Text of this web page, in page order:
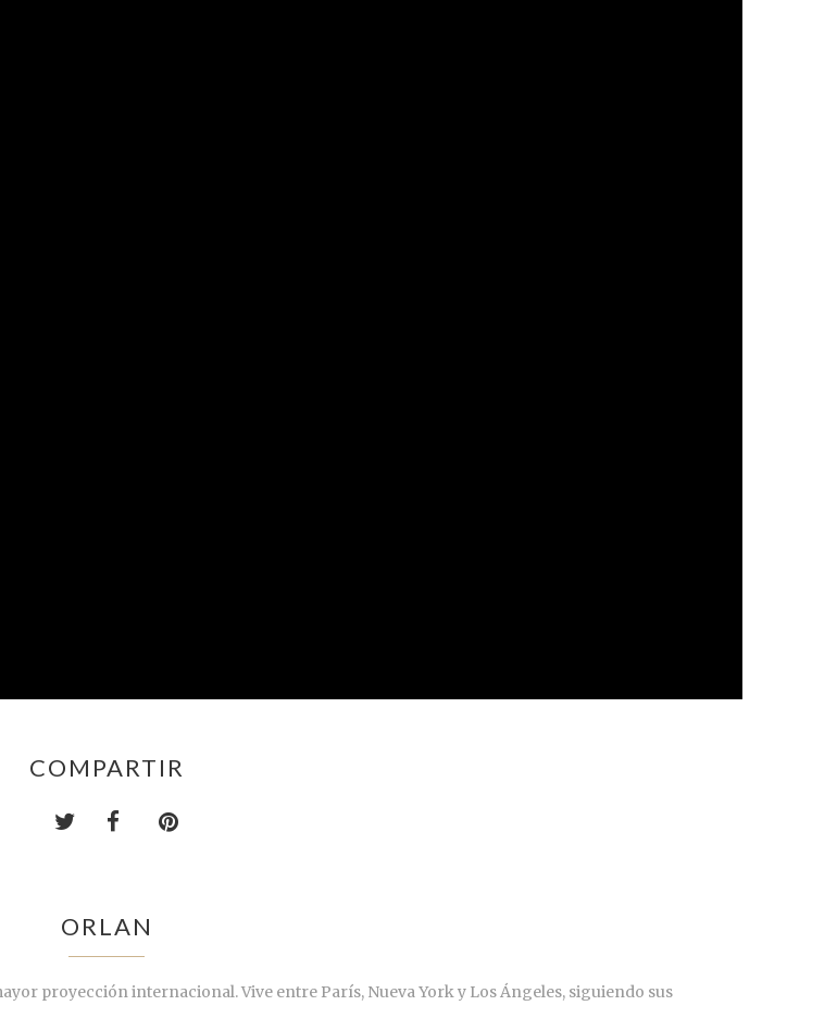
COMPARTIR
ORLAN
proyección internacional. Vive entre París, Nueva York y Los Ángeles, siguiendo sus